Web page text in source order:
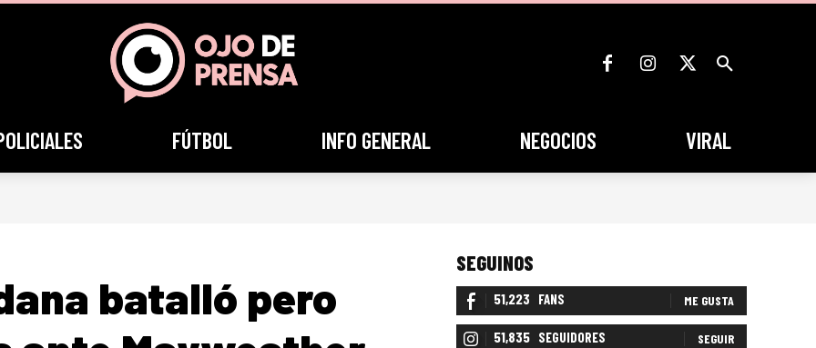
FÚTBOL INFO GENERAL NEGOCIOS VIRAL
batalló pero
SEGUINOS
51,223 FANS ME GUSTA
51,835 SEGUIDORES SEGUIR